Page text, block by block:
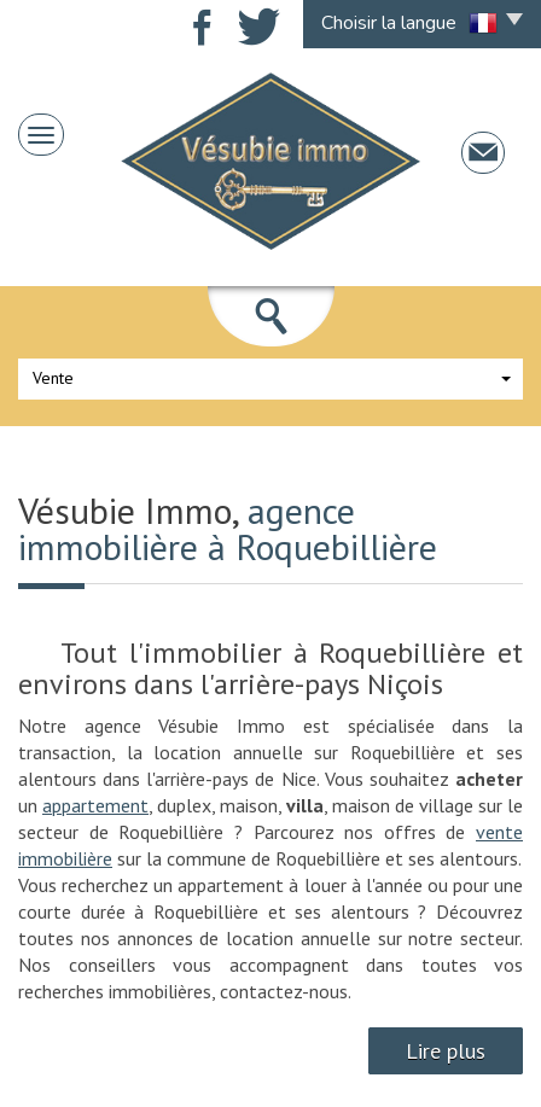
Choisir la langue
Vente
Vésubie Immo, agence
immobilière à Roquebillière
Tout l'immobilier à Roquebillière et
environs dans l'arrière-pays Niçois
Notre agence Vésubie Immo est spécialisée dans la
transaction, la location annuelle sur Roquebillière et ses
alentours dans l'arrière-pays de Nice. Vous souhaitez acheter
un appartement , duplex, maison, villa , maison de village sur le
secteur de Roquebillière ? Parcourez nos offres de vente
immobilière sur la commune de Roquebillière et ses alentours.
Vous recherchez un appartement à louer à l'année ou pour une
courte durée à Roquebillière et ses alentours ? Découvrez
toutes nos annonces de location annuelle sur notre secteur.
Nos conseillers vous accompagnent dans toutes vos
recherches immobilières, contactez-nous.
Lire plus